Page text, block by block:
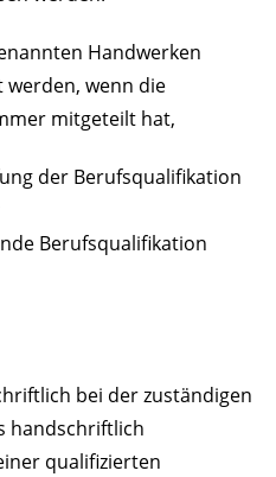
Handwerken
wenn die
mitgeteilt hat,
der Berufsqualifikation
Berufsqualifikation
bei der zuständigen
handschriftlich
qualifizierten